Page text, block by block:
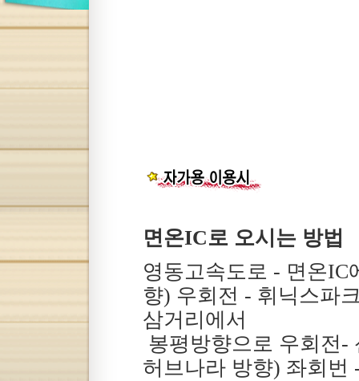
면온IC로 오시는 방법
영동고속도로 - 면온IC
향) 우회전 - 휘닉스파
삼거리에서
봉평방향으로 우회전-
허브나라 방향) 좌회번